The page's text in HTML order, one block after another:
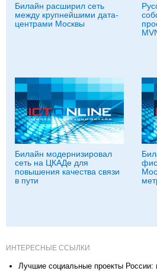
Билайн расширил сеть
между крупнейшими дата-
центрами Москвы
Билайн модернизировал
сеть на ЦКАДе для
повышения качества связи
в пути
ИНТЕРЕСНЫЕ ССЫЛКИ
Лучшие социальные проекты России: